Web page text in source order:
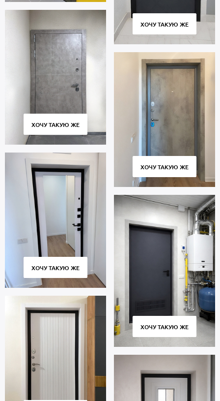
ХОЧУ ТАКУЮ ЖЕ
ХОЧУ ТАКУЮ ЖЕ
ХОЧУ ТАКУЮ ЖЕ
ХОЧУ ТАКУЮ ЖЕ
ХОЧУ ТАКУЮ ЖЕ